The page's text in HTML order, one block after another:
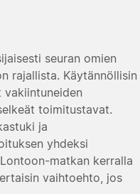
seuran omien
rajallista. Käytännöllisin
vakiintuneiden
toimitustavat.
ja
yhdeksi
matkan kerralla
vaihtoehto, jos